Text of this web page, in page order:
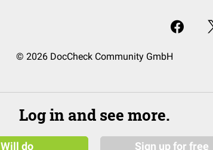
© 2026 DocCheck Community GmbH
Log in and see more.
Will do Sign up for free